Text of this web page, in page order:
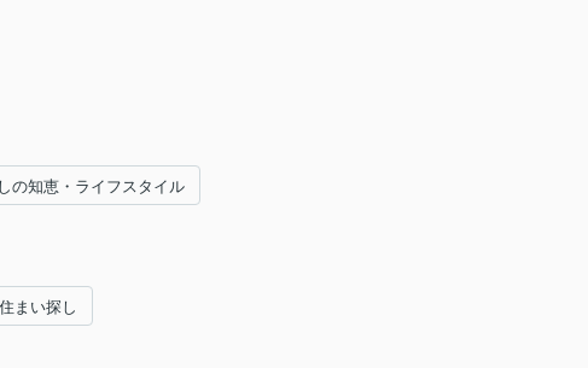
の知恵・ライフスタイル
まい探し